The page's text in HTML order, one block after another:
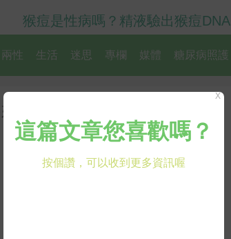
猴痘是性病嗎？精液驗出猴痘DNA
兩性 生活 迷思 專欄 媒體 糖尿病照護
增「肺阻塞」發作機
X